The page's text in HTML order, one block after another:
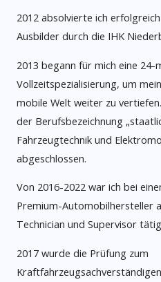
2012 absolvierte ich
Ausbilder durch die IHK
2013 begann für mich eine 24-
Vollzeitspezialisierung, um
mobile Welt weiter zu
der Berufsbezeichnung
Fahrzeugtechnik und
abgeschlossen.
Von 2016-2022 war ich bei
Premium-Automobilhersteller
Technician und Supervisor
2017 wurde die Prüfung zum